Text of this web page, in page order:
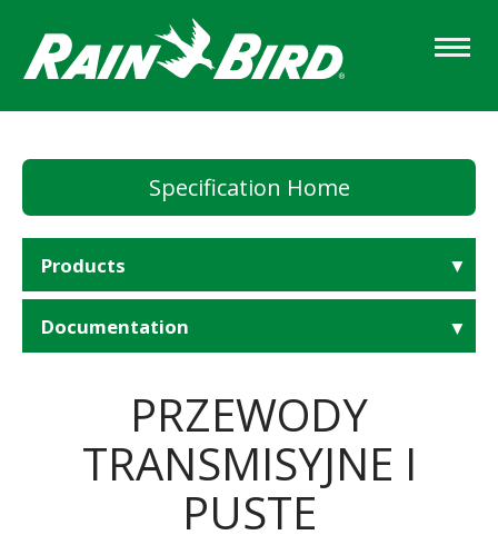
main
content
Specification Home
Products
Documentation
PRZEWODY
TRANSMISYJNE I
PUSTE